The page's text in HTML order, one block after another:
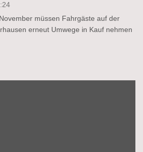
müssen Fahrgäste auf der
erneut Umwege in Kauf nehmen